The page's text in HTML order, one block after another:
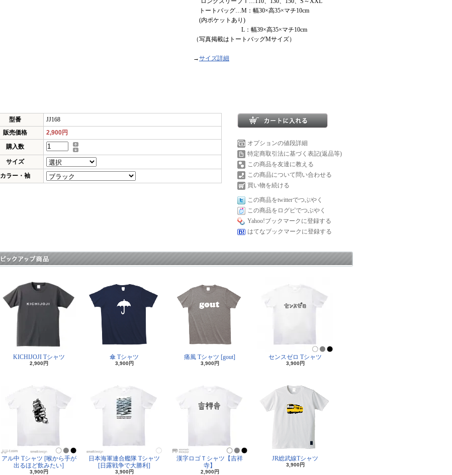
トートバッグ…M：幅30×高35×マチ10cm
(内ポケットあり)
L：幅39×高35×マチ10cm
（写真掲載はトートバッグMサイズ）
→サイズ詳細
型番
JJ168
販売価格
2,900円
購入数
サイズ
カラー・袖
オプションの値段詳細
特定商取引法に基づく表記(返品等)
この商品を友達に教える
この商品について問い合わせる
買い物を続ける
この商品をtwitterでつぶやく
この商品をログピでつぶやく
Yahoo!ブックマークに登録する
はてなブックマークに登録する
KICHIJOJI Tシャツ
2,900円
傘 Tシャツ
3,900円
痛風 Tシャツ [gout]
3,900円
センスゼロ Tシャツ
3,900円
アル中 Tシャツ [喉から手が
出るほど飲みたい]
3,900円
日本海軍連合艦隊 Tシャツ
[日露戦争で大勝利]
3,900円
漢字ロゴＴシャツ【吉祥
寺】
2,900円
JR総武線Tシャツ
3,900円